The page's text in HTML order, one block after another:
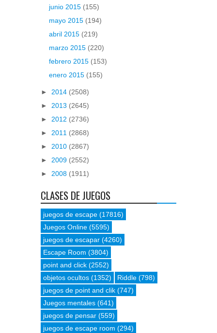
junio 2015 (155)
mayo 2015 (194)
abril 2015 (219)
marzo 2015 (220)
febrero 2015 (153)
enero 2015 (155)
► 2014 (2508)
► 2013 (2645)
► 2012 (2736)
► 2011 (2868)
► 2010 (2867)
► 2009 (2552)
► 2008 (1911)
CLASES DE JUEGOS
juegos de escape (17816)
Juegos Online (5595)
juegos de escapar (4260)
Escape Room (3804)
point and click (2552)
objetos ocultos (1352) Riddle (798)
juegos de point and clik (747)
Juegos mentales (641)
juegos de pensar (559)
juegos de escape room (294)